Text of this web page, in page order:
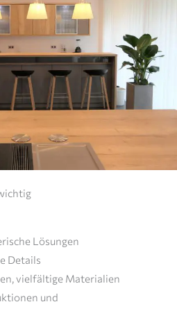
Lösungen
Details
vielfältige Materialien
und